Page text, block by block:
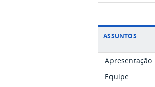
ASSUNTOS
Apresentação
Equipe